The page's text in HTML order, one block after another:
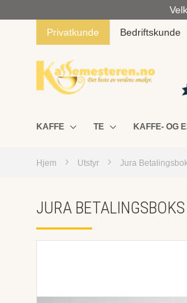
Privatkunde
Bedriftskunde
KAFFE TE KAFFE- OG
Hjem Utstyr Jura
JURA
of